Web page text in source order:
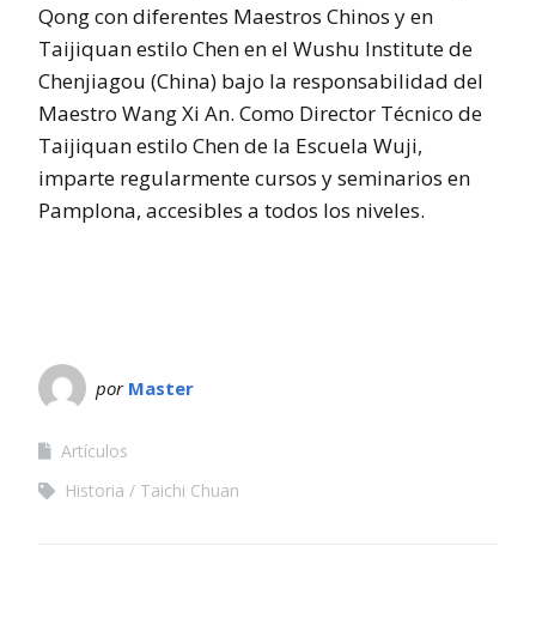
Qong con diferentes Maestros Chinos y en
Taijiquan estilo Chen en el Wushu Institute de
Chenjiagou (China) bajo la responsabilidad del
Maestro Wang Xi An. Como Director Técnico de
Taijiquan estilo Chen de la Escuela Wuji,
imparte regularmente cursos y seminarios en
Pamplona, accesibles a todos los niveles.
por Master
Artículos
Historia
Taichi Chuan